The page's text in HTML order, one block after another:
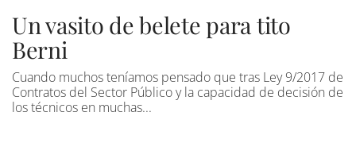
Un vasito de belete para tito
Berni
Cuando muchos teníamos pensado que tras Ley 9/2017 de
Contratos del Sector Público y la capacidad de decisión de
los técnicos en muchas...